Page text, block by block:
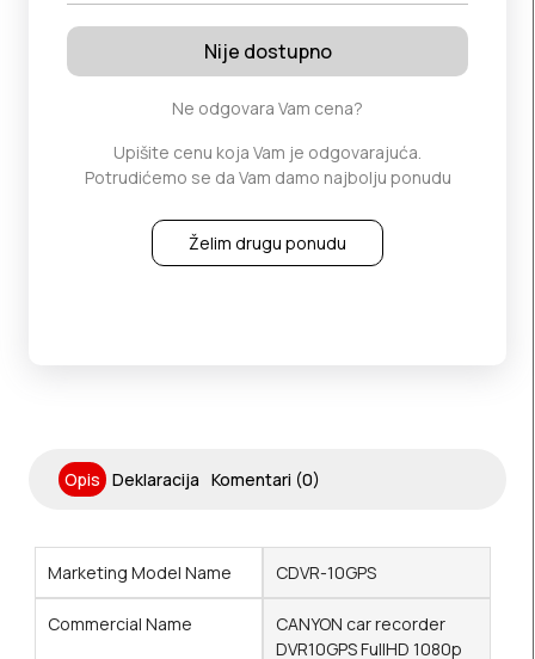
Nije dostupno
Ne odgovara Vam cena?
Upišite cenu koja Vam je odgovarajuća.
Potrudićemo se da Vam damo najbolju ponudu
Želim drugu ponudu
Opis Deklaracija Komentari (0)
Marketing Model Name CDVR-10GPS
Commercial Name
CANYON car recorder
DVR10GPS FullHD 1080p